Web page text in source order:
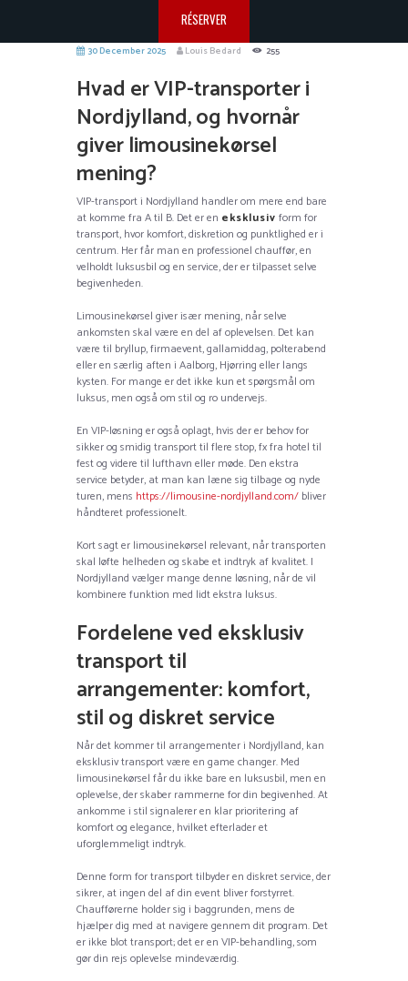
RÉSERVER
30 December 2025 Louis Bedard 255
Hvad er VIP-transporter i
Nordjylland, og hvornår
giver limousinekørsel
mening?
VIP-transport i Nordjylland handler om mere end bare
at komme fra A til B. Det er en eksklusiv form for
transport, hvor komfort, diskretion og punktlighed er i
centrum. Her får man en professionel chauffør, en
velholdt luksusbil og en service, der er tilpasset selve
begivenheden.
Limousinekørsel giver især mening, når selve
ankomsten skal være en del af oplevelsen. Det kan
være til bryllup, firmaevent, gallamiddag, polterabend
eller en særlig aften i Aalborg, Hjørring eller langs
kysten. For mange er det ikke kun et spørgsmål om
luksus, men også om stil og ro undervejs.
En VIP-løsning er også oplagt, hvis der er behov for
sikker og smidig transport til flere stop, fx fra hotel til
fest og videre til lufthavn eller møde. Den ekstra
service betyder, at man kan læne sig tilbage og nyde
turen, mens https://limousine-nordjylland.com/ bliver
håndteret professionelt.
Kort sagt er limousinekørsel relevant, når transporten
skal løfte helheden og skabe et indtryk af kvalitet. I
Nordjylland vælger mange denne løsning, når de vil
kombinere funktion med lidt ekstra luksus.
Fordelene ved eksklusiv
transport til
arrangementer: komfort,
stil og diskret service
Når det kommer til arrangementer i Nordjylland, kan
eksklusiv transport være en game changer. Med
limousinekørsel får du ikke bare en luksusbil, men en
oplevelse, der skaber rammerne for din begivenhed. At
ankomme i stil signalerer en klar prioritering af
komfort og elegance, hvilket efterlader et
uforglemmeligt indtryk.
Denne form for transport tilbyder en diskret service, der
sikrer, at ingen del af din event bliver forstyrret.
Chaufførerne holder sig i baggrunden, mens de
hjælper dig med at navigere gennem dit program. Det
er ikke blot transport; det er en VIP-behandling, som
gør din rejs oplevelse mindeværdig.